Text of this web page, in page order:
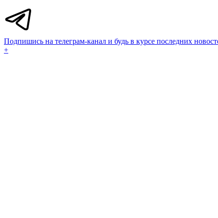
Подпишись на телеграм-канал и будь в курсе последних
+